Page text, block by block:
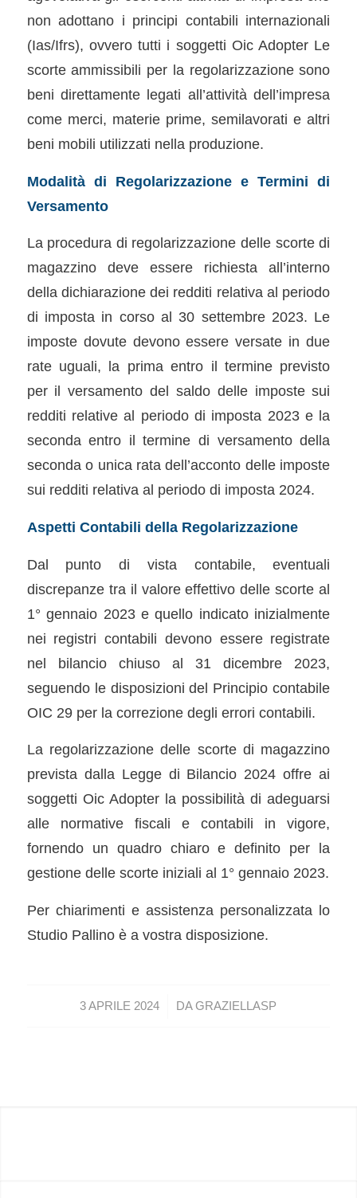
non adottano i principi contabili internazionali
(Ias/Ifrs), ovvero tutti i soggetti Oic Adopter Le
scorte ammissibili per la regolarizzazione sono
beni direttamente legati all’attività dell’impresa
come merci, materie prime, semilavorati e altri
beni mobili utilizzati nella produzione.
Modalità di Regolarizzazione e Termini di
Versamento
La procedura di regolarizzazione delle scorte di
magazzino deve essere richiesta all’interno
della dichiarazione dei redditi relativa al periodo
di imposta in corso al 30 settembre 2023. Le
imposte dovute devono essere versate in due
rate uguali, la prima entro il termine previsto
per il versamento del saldo delle imposte sui
redditi relative al periodo di imposta 2023 e la
seconda entro il termine di versamento della
seconda o unica rata dell’acconto delle imposte
sui redditi relativa al periodo di imposta 2024.
Aspetti Contabili della Regolarizzazione
Dal punto di vista contabile, eventuali
discrepanze tra il valore effettivo delle scorte al
1° gennaio 2023 e quello indicato inizialmente
nei registri contabili devono essere registrate
nel bilancio chiuso al 31 dicembre 2023,
seguendo le disposizioni del Principio contabile
OIC 29 per la correzione degli errori contabili.
La regolarizzazione delle scorte di magazzino
prevista dalla Legge di Bilancio 2024 offre ai
soggetti Oic Adopter la possibilità di adeguarsi
alle normative fiscali e contabili in vigore,
fornendo un quadro chiaro e definito per la
gestione delle scorte iniziali al 1° gennaio 2023.
Per chiarimenti e assistenza personalizzata lo
Studio Pallino è a vostra disposizione.
3 APRILE 2024
/ DAGRAZIELLASP